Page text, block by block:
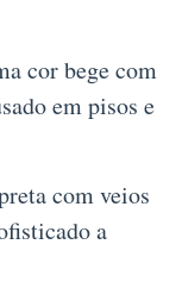
cor bege com
em pisos e
com veios
a